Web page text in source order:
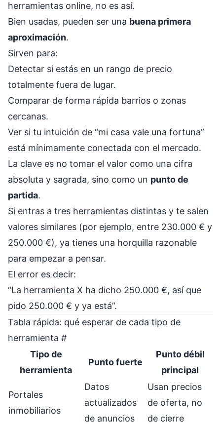
herramientas online, no es así.
Bien usadas, pueden ser una buena primera
aproximación.
Sirven para:
Detectar si estás en un rango de precio
totalmente fuera de lugar.
Comparar de forma rápida barrios o zonas
cercanas.
Ver si tu intuición de “mi casa vale una fortuna”
está mínimamente conectada con el mercado.
La clave es no tomar el valor como una cifra
absoluta y sagrada, sino como un punto de
partida.
Si entras a tres herramientas distintas y te salen
valores similares (por ejemplo, entre 230.000 € y
250.000 €), ya tienes una horquilla razonable
para empezar a pensar.
El error es decir:
“La herramienta X ha dicho 250.000 €, así que
pido 250.000 € y ya está”.
Tabla rápida: qué esperar de cada tipo de
herramienta #
Tipo de
herramienta
Punto fuerte
Punto débil
principal
Portales
inmobiliarios
Datos
actualizados
de anuncios
Usan precios
de oferta, no
de cierre